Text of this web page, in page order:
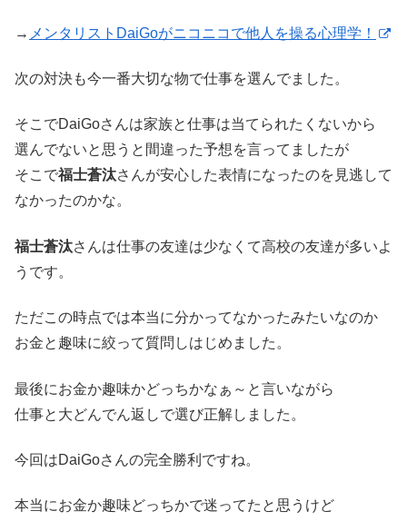
→ メンタリストDaiGoがニコニコで他人を操る心理学！
次の対決も今一番大切な物で仕事を選んでました。
そこでDaiGoさんは家族と仕事は当てられたくないから
選んでないと思うと間違った予想を言ってましたが
そこで福士蒼汰さんが安心した表情になったのを見逃して
なかったのかな。
福士蒼汰さんは仕事の友達は少なくて高校の友達が多いよ
うです。
ただこの時点では本当に分かってなかったみたいなのか
お金と趣味に絞って質問しはじめました。
最後にお金か趣味かどっちかなぁ～と言いながら
仕事と大どんでん返しで選び正解しました。
今回はDaiGoさんの完全勝利ですね。
本当にお金か趣味どっちかで迷ってたと思うけど